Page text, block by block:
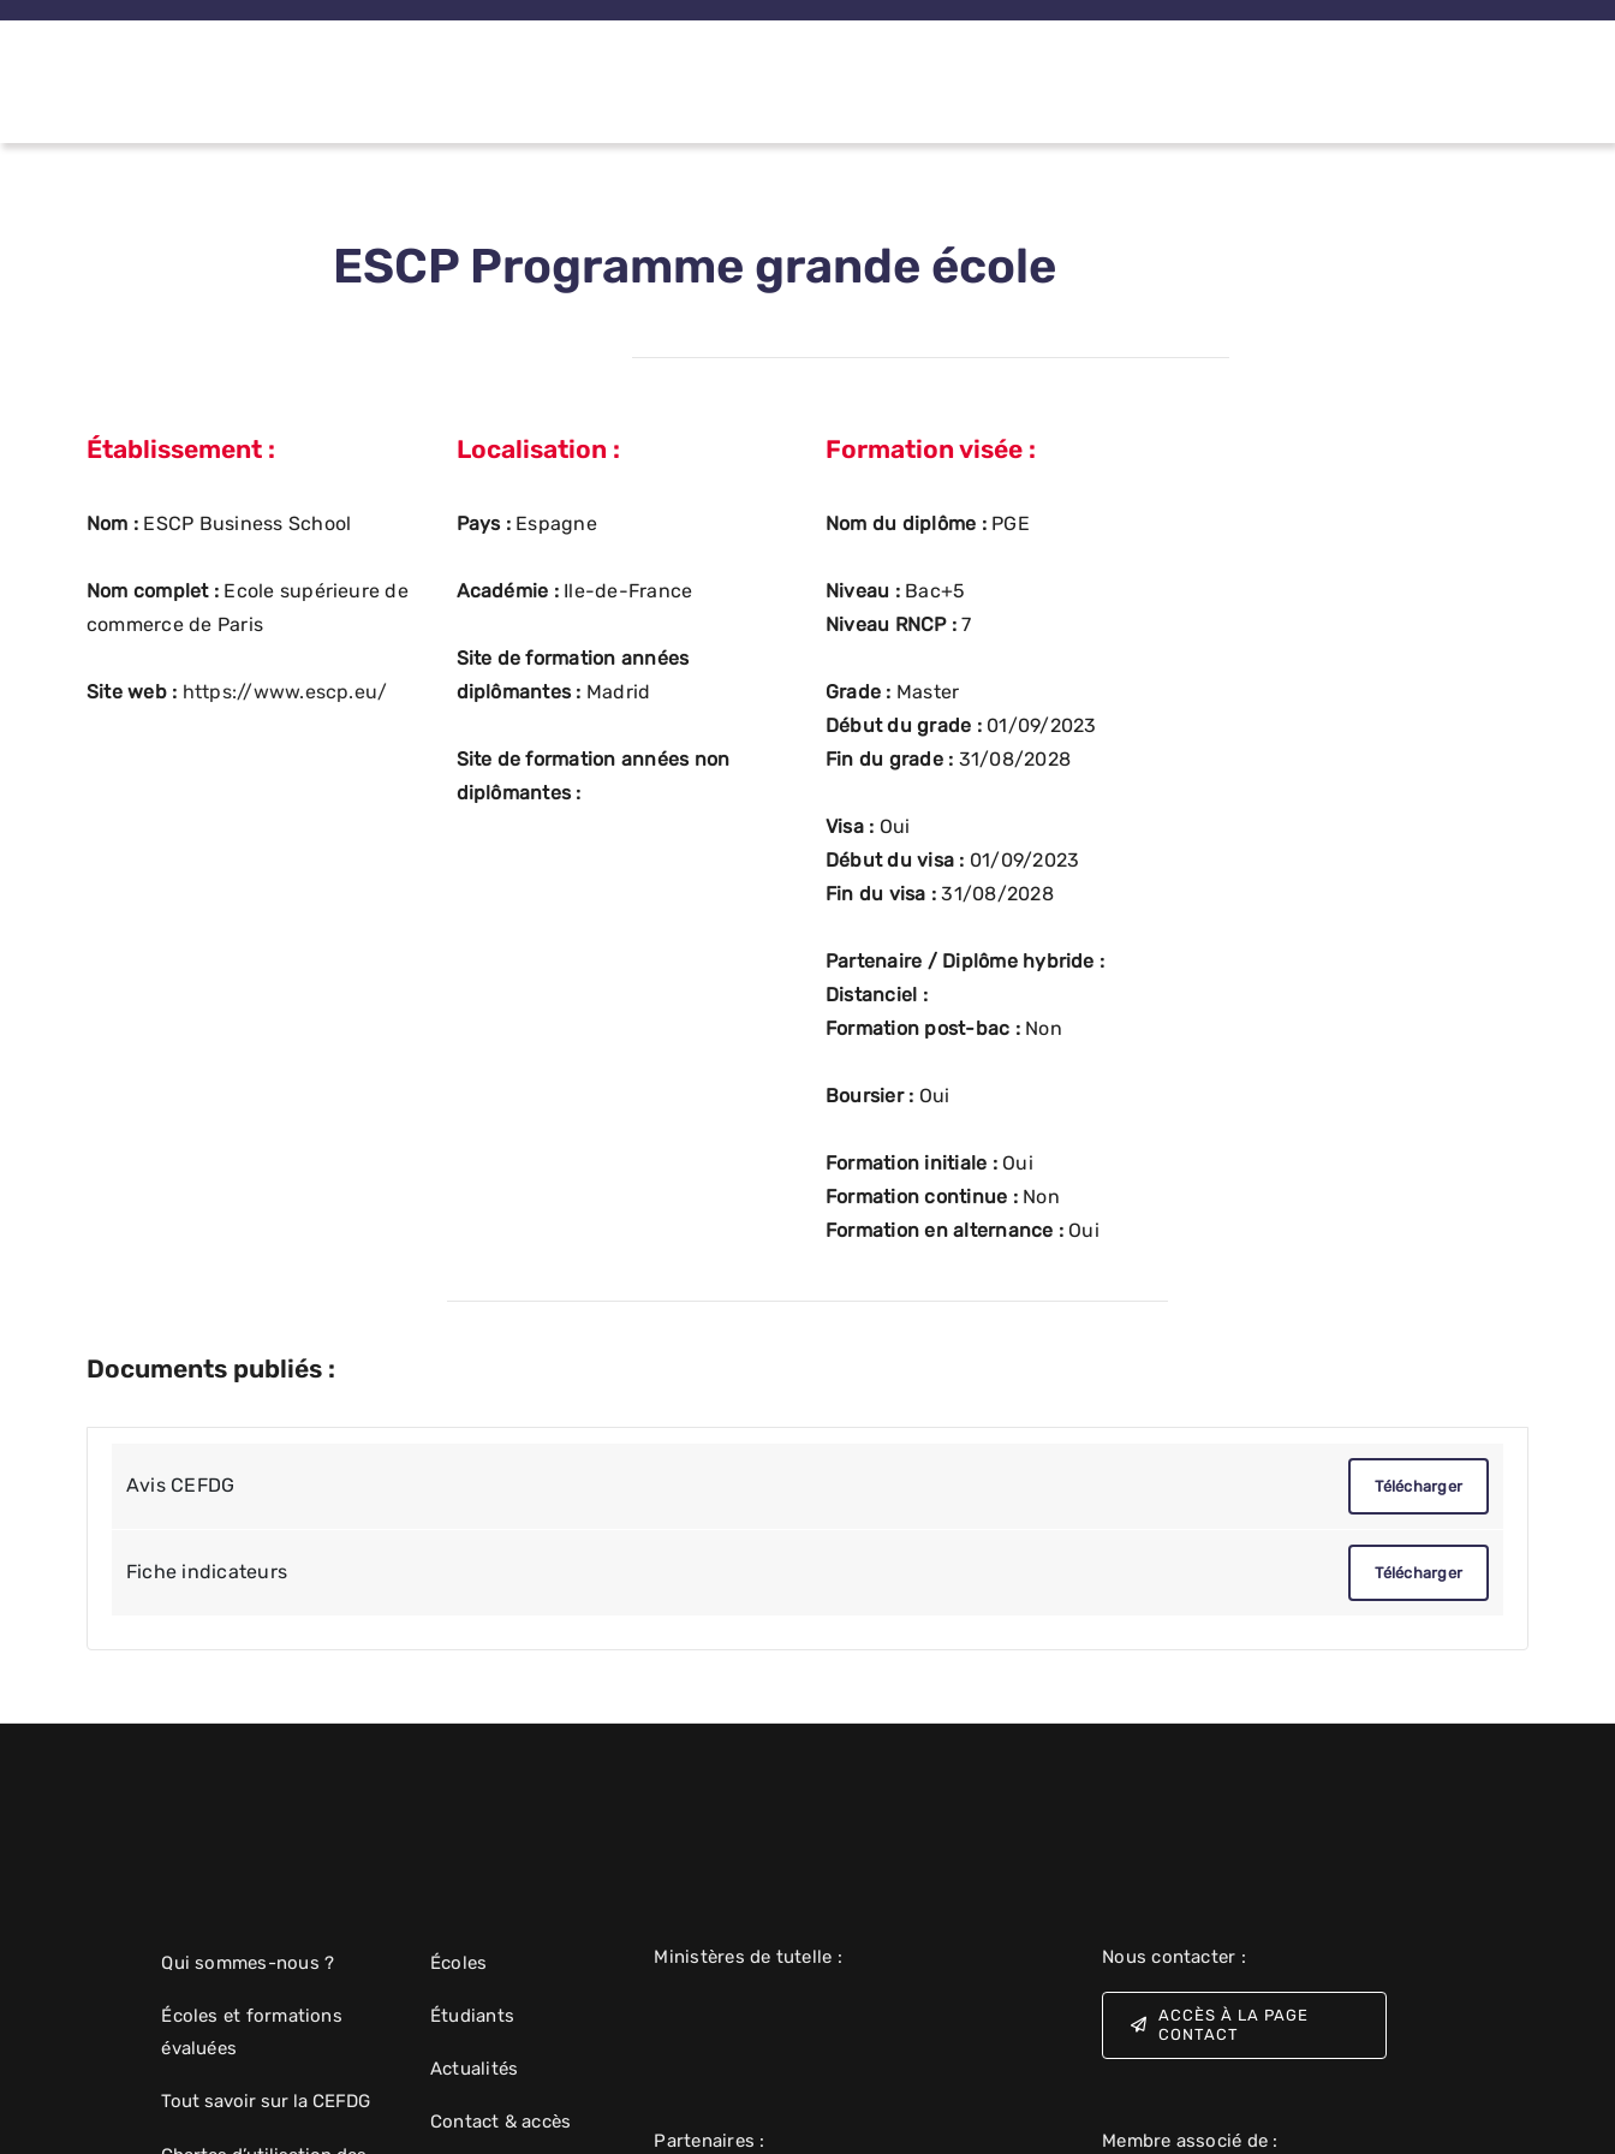
Passer
ESCP Programme grande école
Établissement :
Nom : ESCP Business School
Nom complet : Ecole supérieure de
commerce de Paris
Site web : https://www.escp.eu/
Localisation :
Pays : Espagne
Académie : Ile-de-France
Site de formation années
diplômantes : Madrid
Site de formation années non
diplômantes :
Formation visée :
Nom du diplôme : PGE
Niveau : Bac+5
Niveau RNCP :7
Grade : Master
Début du grade : 01/09/2023
Fin du grade : 31/08/2028
Visa : Oui
Début du visa : 01/09/2023
Fin du visa :31/08/2028
Partenaire / Diplôme hybride :
Distanciel :
Formation post-bac : Non
Boursier : Oui
Formation initiale : Oui
Formation continue : Non
Formation en alternance : Oui
Documents publiés :
Avis CEFDG Télécharger
Fiche indicateurs Télécharger
Qui sommes-nous ?
Écoles et formations
évaluées
Tout savoir sur la CEFDG
Écoles
Étudiants
Actualités
Contact & accès
Ministères de tutelle :
Partenaires :
Nous contacter :
ACCÈS À LA PAGE
CONTACT
Membre associé de :